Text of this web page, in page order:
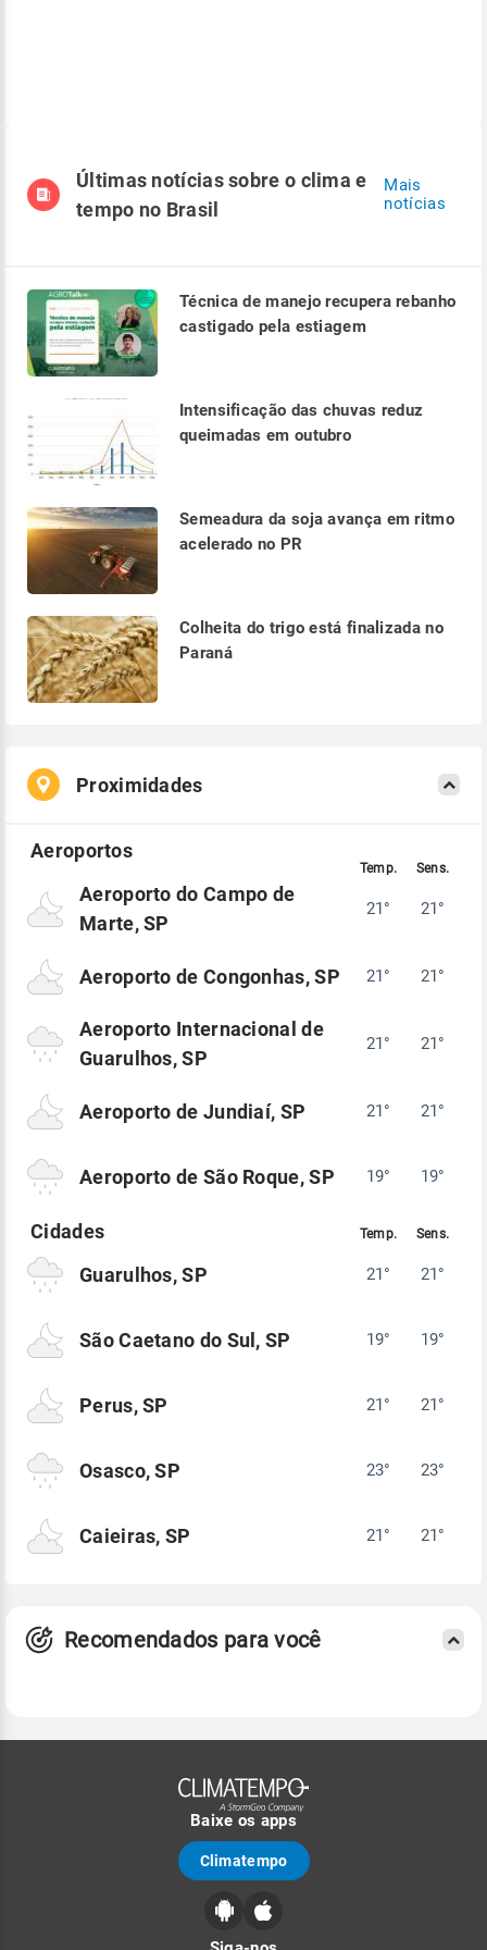
Últimas notícias sobre o clima e
tempo no Brasil
Mais
notícias
Técnica de manejo recupera rebanho
castigado pela estiagem
Intensificação das chuvas reduz
queimadas em outubro
Semeadura da soja avança em ritmo
acelerado no PR
Colheita do trigo está finalizada no
Paraná
Proximidades
Aeroporto do Campo de
Marte, SP
21° 21°
Aeroporto de Congonhas, SP 21° 21°
Aeroporto Internacional de
Guarulhos, SP
21° 21°
Aeroporto de Jundiaí, SP 21° 21°
Aeroporto de São Roque, SP 19° 19°
Guarulhos, SP 21° 21°
São Caetano do Sul, SP 19° 19°
Perus, SP 21° 21°
Osasco, SP 23° 23°
Caieiras, SP 21° 21°
Recomendados para você
Baixe os apps
Climatempo